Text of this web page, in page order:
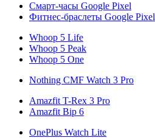
Смарт-часы Google Pixel
Фитнес-браслеты Google Pixel
Whoop 5 Life
Whoop 5 Peak
Whoop 5 One
Nothing CMF Watch 3 Pro
Amazfit T-Rex 3 Pro
Amazfit Bip 6
OnePlus Watch Lite